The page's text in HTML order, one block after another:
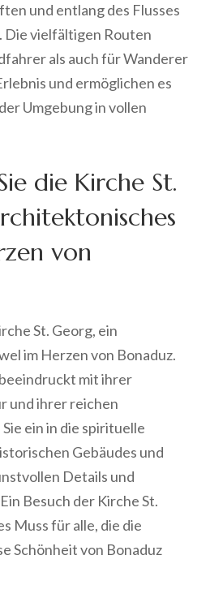
und entlang des Flusses
Die vielfältigen Routen
als auch für Wanderer
und ermöglichen es
Umgebung in vollen
die Kirche St.
von
St. Georg, ein
im Herzen von Bonaduz.
mit ihrer
und ihrer reichen
ein in die spirituelle
Gebäudes und
Details und
Besuch der Kirche St.
Muss für alle, die die
Schönheit von Bonaduz